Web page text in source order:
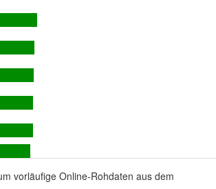
vorläufige Online-Rohdaten aus dem